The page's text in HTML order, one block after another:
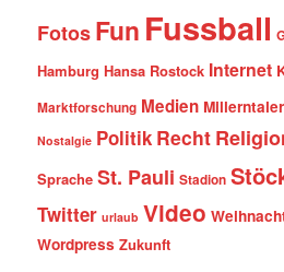
FotosFun Fussball
Hamburg Hansa Rostock Internet
Marktforschung Medien Millerntaler
Nostalgie Politik Recht
Sprache St. Pauli Stadion
Twitter urlaub Video
Wordpress Zukunft